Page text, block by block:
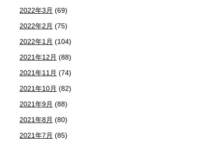
2022年3月 (69)
2022年2月 (75)
2022年1月 (104)
2021年12月 (88)
2021年11月 (74)
2021年10月 (82)
2021年9月 (88)
2021年8月 (80)
2021年7月 (85)